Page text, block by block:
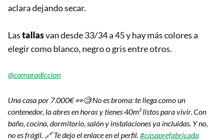
aclara dejando secar.
Lastallasvan desde 33/34 a 45 y hay más colores a
elegir como blanco, negro o gris entre otros.
@compradiccion
Una casa por 7.000€ 👀🧐 No es broma: te llega como un
contenedor, la abres en horas y tienes 40m² listos para vivir. Con
baño, cocina, dormitorio, salón y instalaciones ya incluidas. Y no,
no es frágil. 🔗 Te dejo el enlace en el perfil. #casaprefabricada